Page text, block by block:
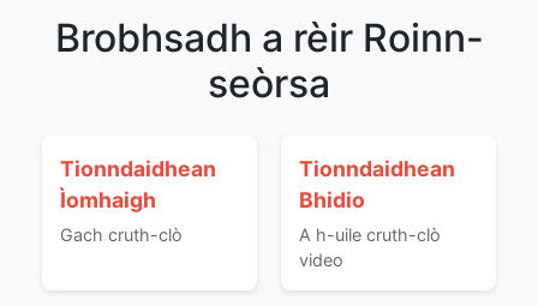
Brobhsadh a rèir Roinn-
seòrsa
Tionndaidhean
Ìomhaigh
Gach cruth-clò
Tionndaidhean
Bhidio
A h-uile cruth-clò
video